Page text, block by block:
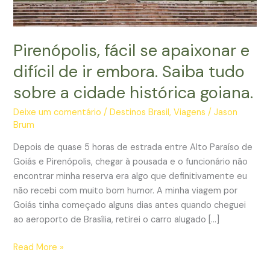
Pirenópolis, fácil se apaixonar e
difícil de ir embora. Saiba tudo
sobre a cidade histórica goiana.
Deixe um comentário /Destinos Brasil,Viagens /Jason
Brum
Depois de quase 5 horas de estrada entre Alto Paraíso de
Goiás e Pirenópolis, chegar à pousada e o funcionário não
encontrar minha reserva era algo que definitivamente eu
não recebi com muito bom humor. A minha viagem por
Goiás tinha começado alguns dias antes quando cheguei
ao aeroporto de Brasília, retirei o carro alugado […]
Pirenópolis,
Read More »